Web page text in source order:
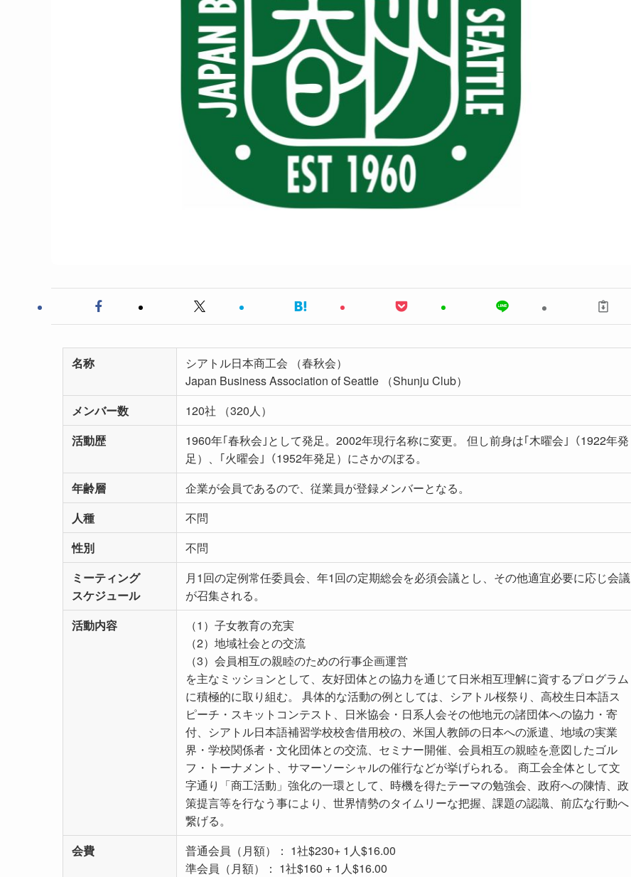
名称
シアトル日本商工会 （春秋会）
Japan Business Association of Seattle （Shunju Club）
メンバー数
120社 （320人）
活動歴
1960年｢春秋会｣として発足。2002年現行名称に変更。 但し前身は｢木曜会｣（1922年発
足）、｢火曜会｣（1952年発足）にさかのぼる。
年齢層
企業が会員であるので、従業員が登録メンバーとなる。
人種
不問
性別
不問
ミーティング
スケジュール
月1回の定例常任委員会、年1回の定期総会を必須会議とし、その他適宜必要に応じ会議
が召集される。
活動内容
（1）子女教育の充実
（2）地域社会との交流
（3）会員相互の親睦のための行事企画運営
を主なミッションとして、友好団体との協力を通じて日米相互理解に資するプログラム
に積極的に取り組む。 具体的な活動の例としては、シアトル桜祭り、高校生日本語ス
ピーチ・スキットコンテスト、日米協会・日系人会その他地元の諸団体への協力・寄
付、シアトル日本語補習学校校舎借用校の、米国人教師の日本への派遣、地域の実業
界・学校関係者・文化団体との交流、セミナー開催、会員相互の親睦を意図したゴル
フ・トーナメント、サマーソーシャルの催行などが挙げられる。 商工会全体として文
字通り「商工活動」強化の一環として、時機を得たテーマの勉強会、政府への陳情、政
策提言等を行なう事により、世界情勢のタイムリーな把握、課題の認識、前広な行動へ
繋げる。
会費
普通会員（月額）： 1社$230+ 1人$16.00
準会員（月額）： 1社$160 + 1人$16.00